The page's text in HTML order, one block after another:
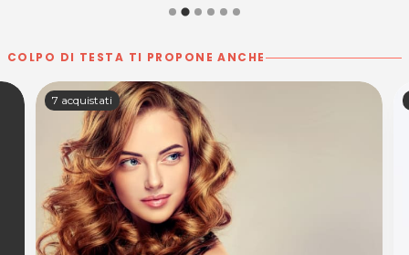
COLPO DI TESTA TI PROPONE ANCHE
7 acquistati